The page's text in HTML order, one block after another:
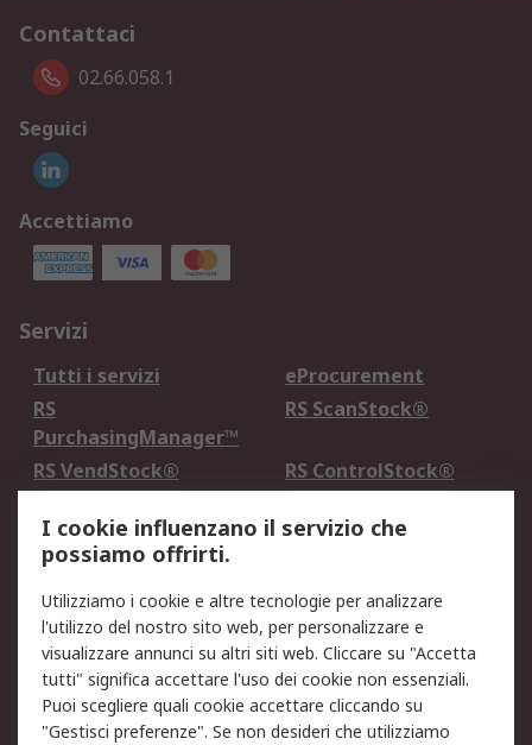
Contattaci
02.66.058.1
Seguici
Accettiamo
Servizi
Tutti i servizi
eProcurement
RS
PurchasingManager™
RS ScanStock®
RS VendStock®
RS ControlStock®
Legale
Informativa Cookie
Informativa Privacy -
Aggiornata
Email Security
Termini d'uso
Condizioni di vendita
Condizioni generali di
servizio
I cookie influenzano il servizio che
possiamo offrirti.
Utilizziamo i cookie e altre tecnologie per analizzare
l'utilizzo del nostro sito web, per personalizzare e
visualizzare annunci su altri siti web. Cliccare su "Accetta
tutti" significa accettare l'uso dei cookie non essenziali.
Puoi scegliere quali cookie accettare cliccando su
"Gestisci preferenze". Se non desideri che utilizziamo